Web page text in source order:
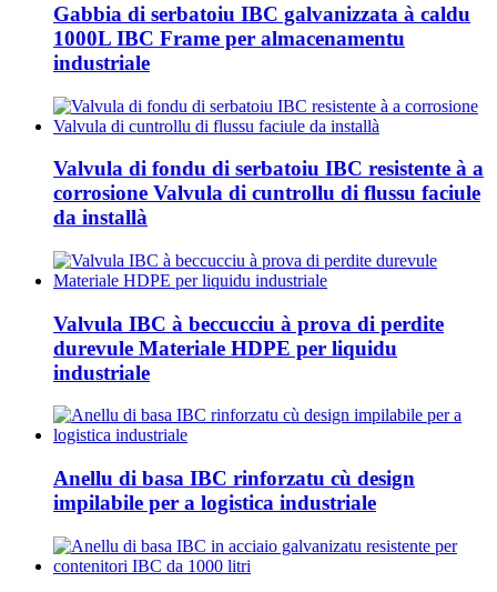
Gabbia di serbatoiu IBC galvanizzata à caldu
1000L IBC Frame per almacenamentu
industriale
Valvula di fondu di serbatoiu IBC resistente à a
corrosione Valvula di cuntrollu di flussu faciule
da installà
Valvula IBC à beccucciu à prova di perdite
durevule Materiale HDPE per liquidu
industriale
Anellu di basa IBC rinforzatu cù design
impilabile per a logistica industriale